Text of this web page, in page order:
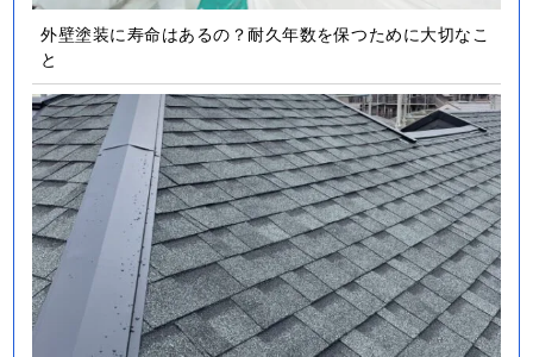
外壁塗装に寿命はあるの？耐久年数を保つために大切なこ
と